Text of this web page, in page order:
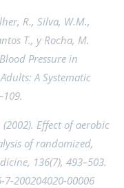
R., Silva, W.M.,
T., y Rocha, M.
Pressure in
A Systematic
(2002). Effect of aerobic
of randomized,
136(7), 493–503.
200204020-00006